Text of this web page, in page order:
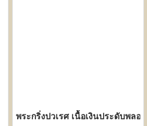
พระกริ่งปวเรศ เนื้อเงินประดับพลอย